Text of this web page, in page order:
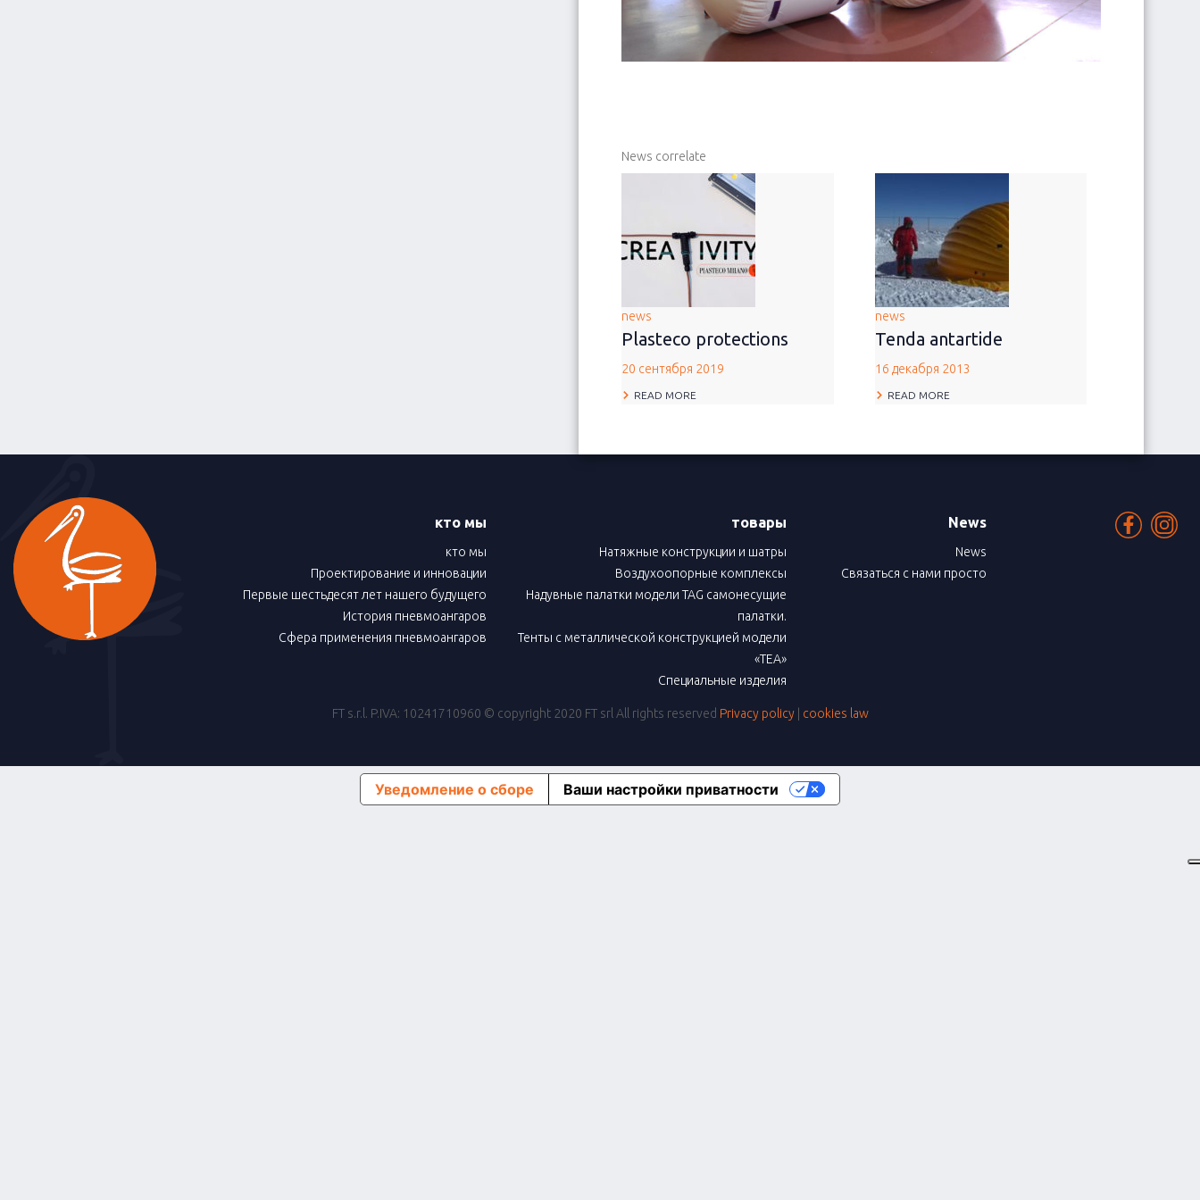
News correlate
news
Plasteco protections
20 сентября 2019
READ MORE
news
Tenda antartide
16 декабря 2013
READ MORE
кто мы
кто мы
Проектирование и инновации
Первые шестьдесят лет нашего будущего
История пневмоангаров
Сфера применения пневмоангаров
товары
Натяжные конструкции и шатры
Воздухоопорные комплексы
Надувные палатки модели TAG самонесущие
палатки.
Тенты с металлической конструкцией модели
«TEA»
Специальные изделия
News
News
Связаться с нами просто
FT s.r.l. P.IVA: 10241710960 © copyright 2020 FT srl All rights reserved Privacy policy| cookies law
Уведомление о сборе Ваши настройки приватности